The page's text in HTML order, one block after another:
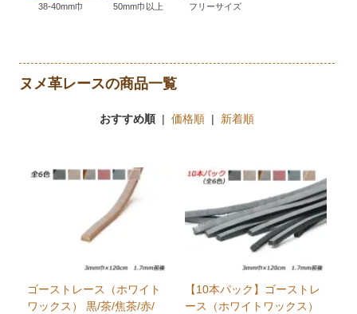
38-40mm巾 50mm巾以上 フリーサイズ
ヌメ革レースの商品一覧
おすすめ順| 価格順| 新着順
ゴーストレース（ホワイト
ワックス） 黒/茶/焦茶/赤/
【10本パック】ゴーストレ
ース（ホワイトワックス）